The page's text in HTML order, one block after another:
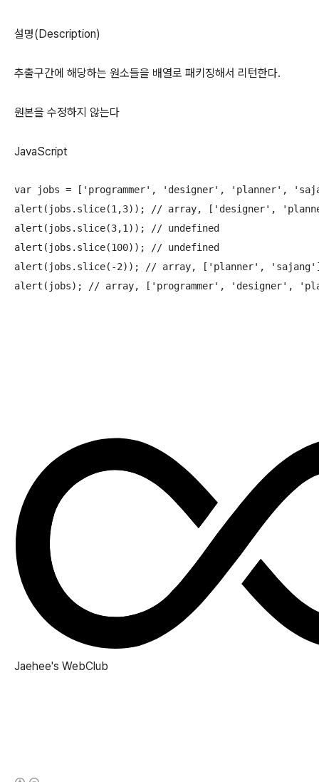
설명(Description)
추출구간에 해당하는 원소들을 배열로 패키징해서 리턴한다.
원본을 수정하지 않는다
JavaScript
var jobs = ['programmer', 'designer', 'planner',
alert(jobs.slice(1,3)); // array, ['designer',
alert(jobs.slice(3,1)); // undefined
alert(jobs.slice(100)); // undefined
alert(jobs.slice(-2)); // array, ['planner', 'sajang'], 인
alert(jobs); // array, ['programmer', 'designer',
Jaehee's WebClub